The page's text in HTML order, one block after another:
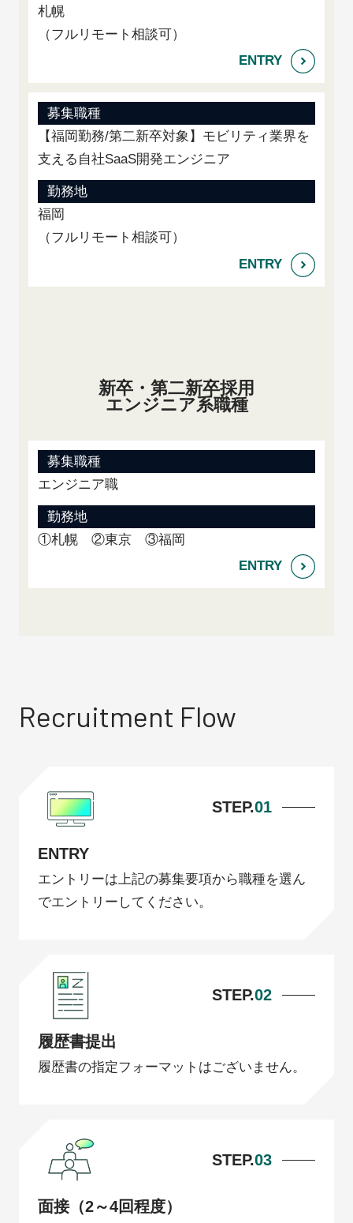
札幌
（フルリモート相談可）
募集職種
【福岡勤務/第二新卒対象】モビリティ業界を
支える自社SaaS開発エンジニア
勤務地
福岡
（フルリモート相談可）
新卒・第二新卒採用
エンジニア系職種
募集職種
エンジニア職
勤務地
①札幌 ②東京 ③福岡
Recruitment Flow
STEP.01
ENTRY
エントリーは上記の募集要項から職種を選ん
でエントリーしてください。
STEP.02
履歴書提出
履歴書の指定フォーマットはございません。
STEP.03
面接（2～4回程度）